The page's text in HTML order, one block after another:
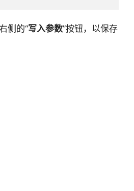
侧的“写入参数”按钮，以保存